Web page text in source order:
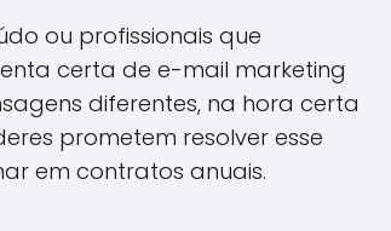
ou profissionais que
certa de e-mail marketing
diferentes, na hora certa
prometem resolver esse
em contratos anuais.